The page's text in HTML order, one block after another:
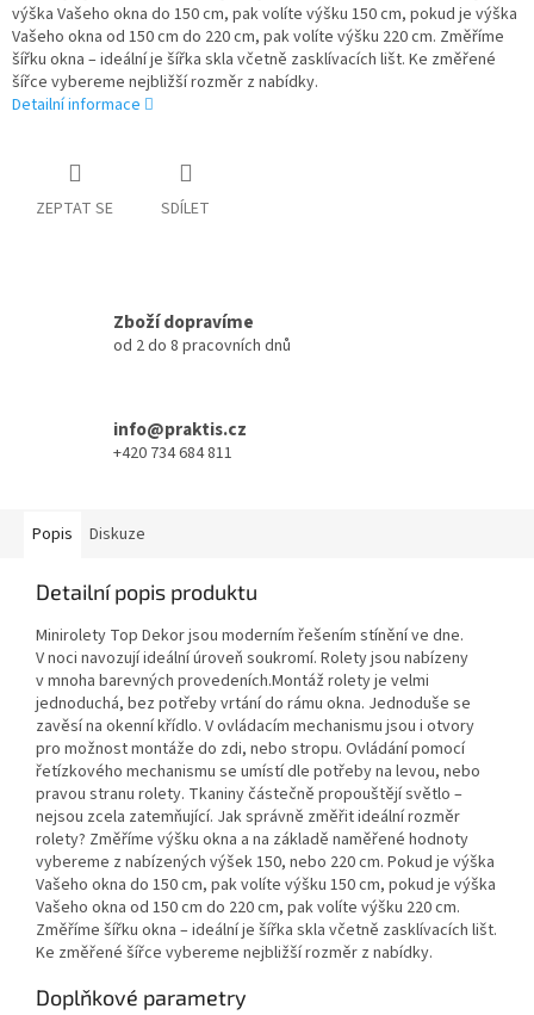
výška Vašeho okna do 150 cm, pak volíte výšku 150 cm, pokud je výška
Vašeho okna od 150 cm do 220 cm, pak volíte výšku 220 cm. Změříme
šířku okna – ideální je šířka skla včetně zasklívacích lišt. Ke změřené
šířce vybereme nejbližší rozměr z nabídky.
Detailní informace
ZEPTAT SE SDÍLET
Zboží dopravíme
od 2 do 8 pracovních dnů
info@praktis.cz
+420 734 684 811
Popis Diskuze
Detailní popis produktu
Minirolety Top Dekor jsou moderním řešením stínění ve dne.
V noci navozují ideální úroveň soukromí. Rolety jsou nabízeny
v mnoha barevných provedeních.Montáž rolety je velmi
jednoduchá, bez potřeby vrtání do rámu okna. Jednoduše se
zavěsí na okenní křídlo. V ovládacím mechanismu jsou i otvory
pro možnost montáže do zdi, nebo stropu. Ovládání pomocí
řetízkového mechanismu se umístí dle potřeby na levou, nebo
pravou stranu rolety. Tkaniny částečně propouštějí světlo –
nejsou zcela zatemňující. Jak správně změřit ideální rozměr
rolety? Změříme výšku okna a na základě naměřené hodnoty
vybereme z nabízených výšek 150, nebo 220 cm. Pokud je výška
Vašeho okna do 150 cm, pak volíte výšku 150 cm, pokud je výška
Vašeho okna od 150 cm do 220 cm, pak volíte výšku 220 cm.
Změříme šířku okna – ideální je šířka skla včetně zasklívacích lišt.
Ke změřené šířce vybereme nejbližší rozměr z nabídky.
Doplňkové parametry